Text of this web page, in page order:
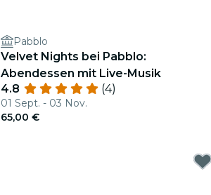
Pabblo
Velvet Nights bei Pabblo:
Abendessen mit Live-Musik
4.8
(4)
01 Sept. - 03 Nov.
65,00 €